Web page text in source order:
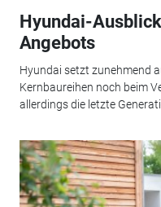
Hyundai-
Angebots
Hyundai setzt zunehmend
Kernbaureihen noch beim
allerdings die letzte